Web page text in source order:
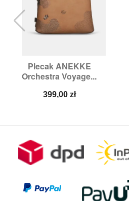
Plecak ANEKKE
Orchestra Voyage...
Cena
399,00 zł